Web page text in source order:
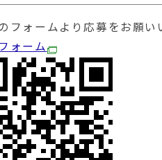
フォームより応募をお願い
ォーム